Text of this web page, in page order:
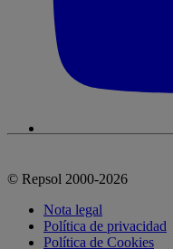
© Repsol 2000-2026
Nota legal
Política de privacidad
Política de Cookies